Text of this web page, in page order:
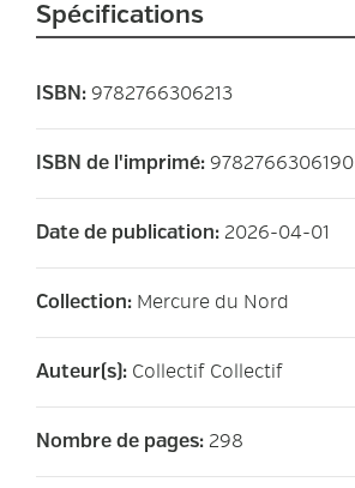
Spécifications
ISBN : 9782766306213
ISBN de l'imprimé: 9782766306190
Date de publication: 2026-04-01
Collection: Mercure du Nord
Auteur(s) : Collectif Collectif
Nombre de pages: 298